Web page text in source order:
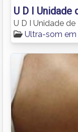
U D I
U D I Unidade
Ultra-som